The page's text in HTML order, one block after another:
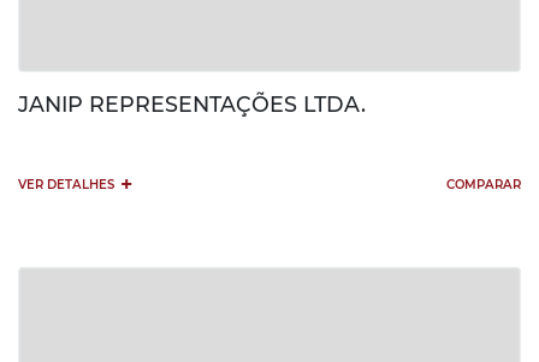
JANIP REPRESENTAÇÕES LTDA.
VER DETALHES + COMPARAR